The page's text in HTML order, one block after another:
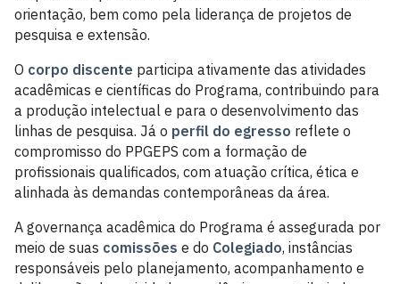
orientação, bem como pela liderança de projetos de
pesquisa e extensão.
O corpo discente participa ativamente das atividades
acadêmicas e científicas do Programa, contribuindo para
a produção intelectual e para o desenvolvimento das
linhas de pesquisa. Já o perfil do egresso reflete o
compromisso do PPGEPS com a formação de
profissionais qualificados, com atuação crítica, ética e
alinhada às demandas contemporâneas da área.
A governança acadêmica do Programa é assegurada por
meio de suas comissões e do Colegiado, instâncias
responsáveis pelo planejamento, acompanhamento e